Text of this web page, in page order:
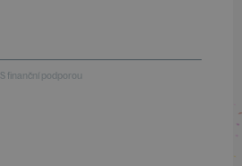
S finanční podporou